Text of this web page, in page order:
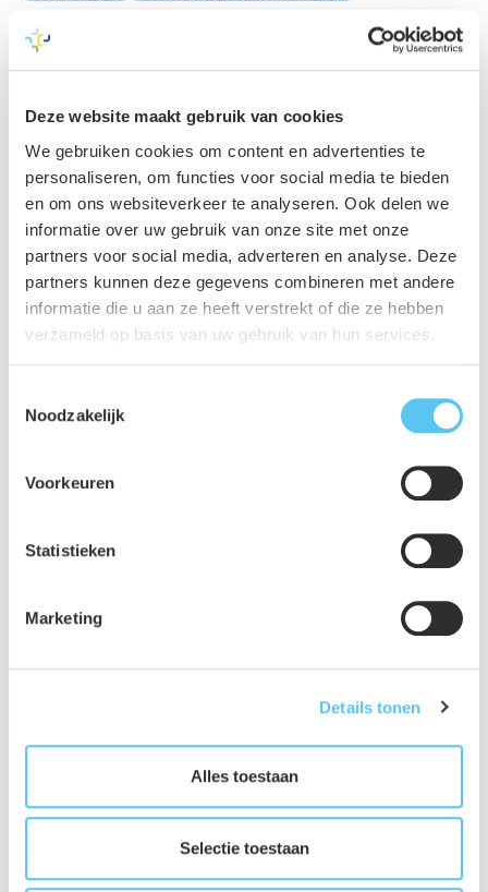
Deze website maakt gebruik van cookies
We gebruiken cookies om content en advertenties te
personaliseren, om functies voor social media te bieden
en om ons websiteverkeer te analyseren. Ook delen we
informatie over uw gebruik van onze site met onze
partners voor social media, adverteren en analyse. Deze
partners kunnen deze gegevens combineren met andere
informatie die u aan ze heeft verstrekt of die ze hebben
verzameld op basis van uw gebruik van hun services.
Noodzakelijk
Voorkeuren
Statistieken
Marketing
Details tonen
Alles toestaan
Selectie toestaan
Deel dit project
Facebook